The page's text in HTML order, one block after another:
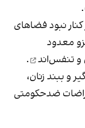
نبود فضاهای
معدود
تنفس‌اند
.
و ببند زنان،
ضدحکومتی